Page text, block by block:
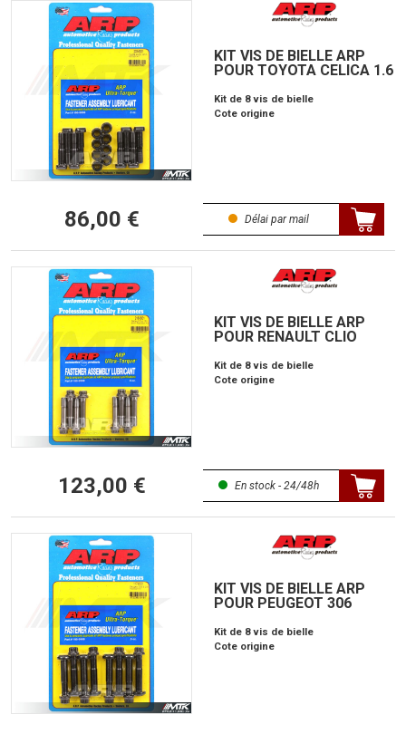
KIT VIS DE BIELLE ARP
POUR TOYOTA CELICA 1.6
Kit de 8 vis de bielle
Cote origine
86,00 € Délai par mail
KIT VIS DE BIELLE ARP
POUR RENAULT CLIO
Kit de 8 vis de bielle
Cote origine
123,00 € En stock - 24/48h
KIT VIS DE BIELLE ARP
POUR PEUGEOT 306
Kit de 8 vis de bielle
Cote origine